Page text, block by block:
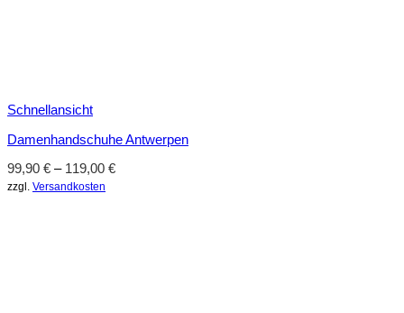
Schnellansicht
Damenhandschuhe Antwerpen
99,90 € – 119,00 €
zzgl. Versandkosten